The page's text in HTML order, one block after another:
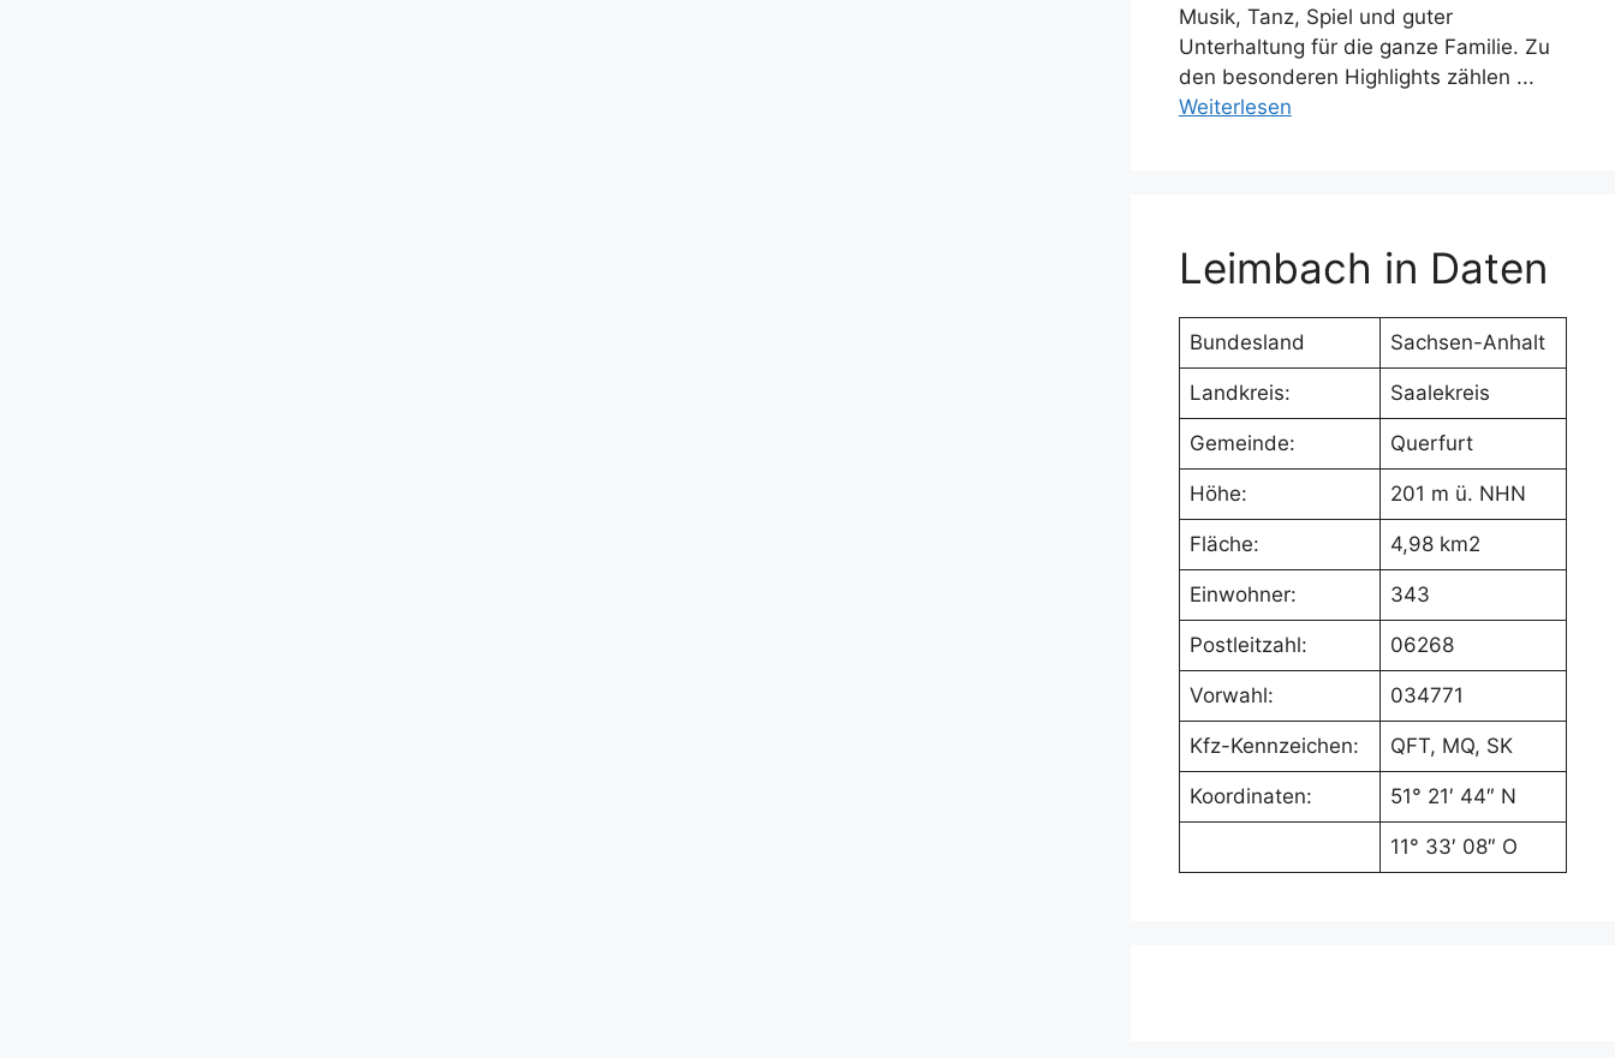
Musik, Tanz, Spiel und guter
Unterhaltung für die ganze Familie. Zu
den besonderen Highlights zählen ...
Weiterlesen
Leimbach in Daten
Bundesland Sachsen-Anhalt
Landkreis: Saalekreis
Gemeinde: Querfurt
Höhe: 201 m ü. NHN
Fläche: 4,98 km2
Einwohner: 343
Postleitzahl: 06268
Vorwahl: 034771
Kfz-Kennzeichen: QFT, MQ, SK
Koordinaten: 51° 21′ 44″ N
11° 33′ 08″ O